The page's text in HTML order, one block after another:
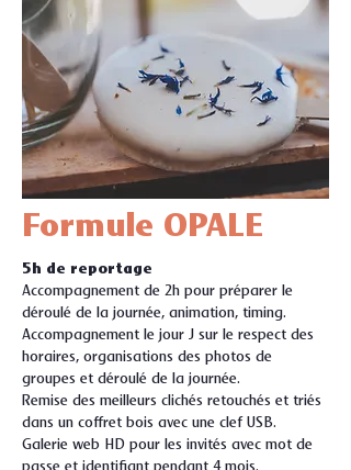
Formule OPALE
5h de reportage
Accompagnement de 2h pour préparer le
déroulé de la journée, animation, timing.
Accompagnement le jour J sur le respect des
horaires, organisations des photos de
groupes et déroulé de la journée.
Remise des meilleurs clichés retouchés et triés
dans un coffret bois avec une clef USB.
Galerie web HD pour les invités avec mot de